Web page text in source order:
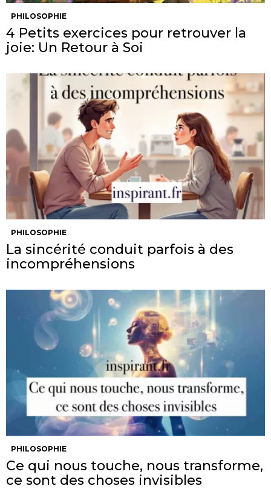
PHILOSOPHIE
4 Petits exercices pour retrouver la
joie: Un Retour à Soi
PHILOSOPHIE
La sincérité conduit parfois à des
incompréhensions
PHILOSOPHIE
Ce qui nous touche, nous transforme,
ce sont des choses invisibles